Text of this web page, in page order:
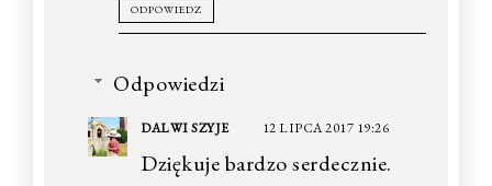
ODPOWIEDZ
Odpowiedzi
DALWI SZYJE 12 LIPCA 2017 19:26
Dziękuje bardzo serdecznie.